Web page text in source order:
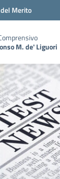
Merito
M. de' Liguori